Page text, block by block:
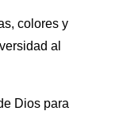
colores y
al
Dios para